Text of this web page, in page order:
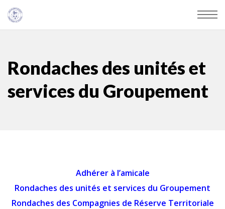
Rondaches des unités et
services du Groupement
Adhérer à l’amicale
Rondaches des unités et services du Groupement
Rondaches des Compagnies de Réserve Territoriale